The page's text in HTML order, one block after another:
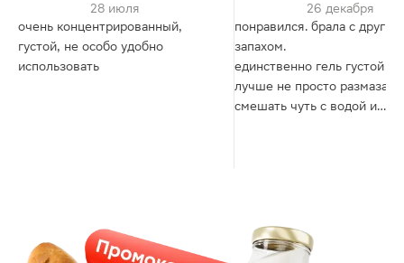
28 июля
очень концентрированный,
густой, не особо удобно
использовать
26 декабря
понравился. брала с другим
запахом.
единственно гель густой и
лучше не просто
смешать чуть с водой и
справляется с налетом.
еще помешивать щеткой